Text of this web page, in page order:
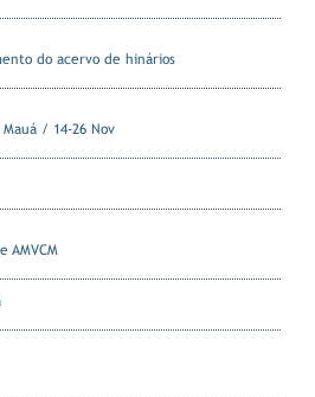
do acervo de hinários
/ 14-26 Nov
AMVCM